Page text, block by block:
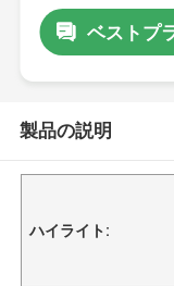
ベストプ
製品の説明
ハイライト: